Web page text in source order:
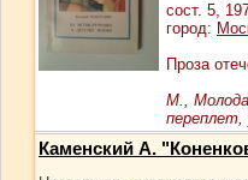
сост. 5,
город:
Проза
М.,
Каменский А.